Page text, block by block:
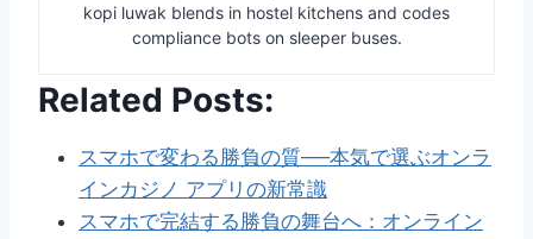
kopi luwak blends in hostel kitchens and codes
compliance bots on sleeper buses.
Related Posts:
スマホで変わる勝負の質──本気で選ぶオンラ
インカジノ アプリの新常識
スマホで完結する勝負の舞台へ：オンライン